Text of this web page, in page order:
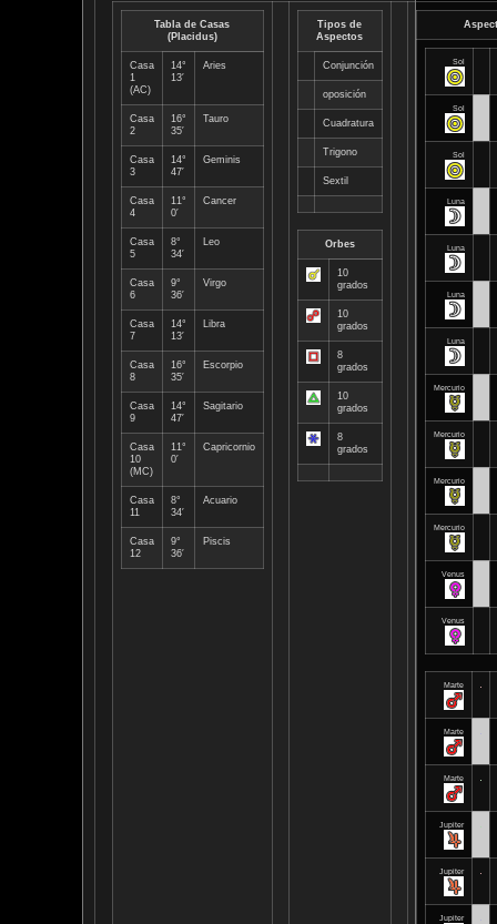
Tabla de Casas
(Placidus)
Casa
1
(AC)
14°
13′
Aries
Casa
2
16°
35′
Tauro
Casa
3
14°
47′
Geminis
Casa
4
11°
0′
Cancer
Casa
5
8°
34′
Leo
Casa
6
9°
36′
Virgo
Casa
7
14°
13′
Libra
Casa
8
16°
35′
Escorpio
Casa
9
14°
47′
Sagitario
Casa
10
(MC)
11°
0′
Capricornio
Casa
11
8°
34′
Acuario
Casa
12
9°
36′
Piscis
Tipos de
Aspectos
Conjunción
oposición
Cuadratura
Trigono
Sextil
Orbes
10
grados
10
grados
8
grados
10
grados
8
grados
Sol
Sol
Sol
Luna
Luna
Luna
Luna
Mercurio
Mercurio
Mercurio
Mercurio
Venus
Venus
Marte
Marte
Marte
Jupiter
Jupiter
Jupiter